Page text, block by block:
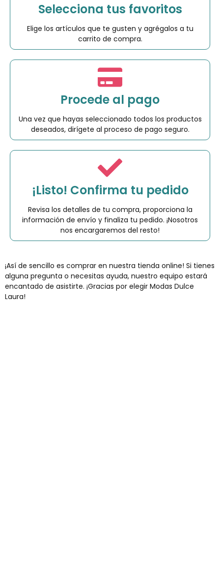
Selecciona tus favoritos
Elige los artículos que te gusten y agrégalos a tu
carrito de compra.
Procede al pago
Una vez que hayas seleccionado todos los productos
deseados, dirígete al proceso de pago seguro.
¡Listo! Confirma tu pedido
Revisa los detalles de tu compra, proporciona la
información de envío y finaliza tu pedido. ¡Nosotros
nos encargaremos del resto!
¡Así de sencillo es comprar en nuestra tienda online! Si tienes
alguna pregunta o necesitas ayuda, nuestro equipo estará
encantado de asistirte. ¡Gracias por elegir Modas Dulce
Laura!